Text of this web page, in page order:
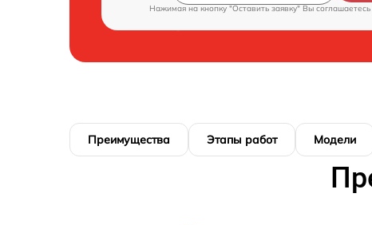
Нажимая на кнопку "Оставить заявку" Вы соглашаетесь
Преимущества Этапы работ Модели